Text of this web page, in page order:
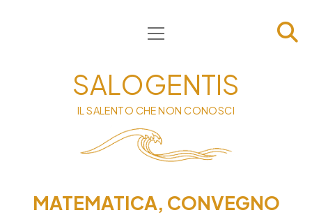
HOME
INFORMATIVA
CONTATTI
PRIVACY & COOKIE POLICY
apri
menu
SALOGENTIS
IL SALENTO CHE NON CONOSCI
MATEMATICA, CONVEGNO